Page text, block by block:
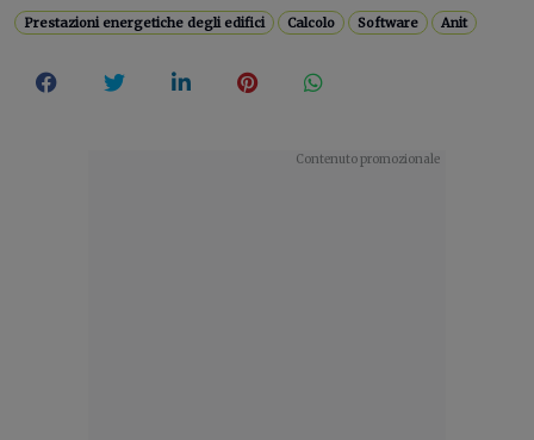
Prestazioni energetiche degli edifici Calcolo Software Anit